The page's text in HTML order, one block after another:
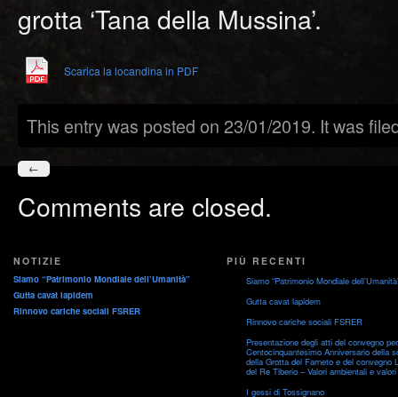
grotta ‘Tana della Mussina’.
Scarica la locandina in PDF
This entry was posted on 23/01/2019. It was
←
Comments are closed.
NOTIZIE
Siamo “Patrimonio Mondiale dell’Umanità”
Gutta cavat lapidem
Rinnovo cariche sociali FSRER
PIÙ RECENTI
Siamo “Patrimonio Mondiale
Gutta cavat lapidem
Rinnovo cariche sociali FSRER
Presentazione degli atti del convegno
Centocinquantesimo Anniversario della
della Grotta del Farneto e del convegno
del Re Tiberio – Valori ambientali e
I gessi di Tossignano